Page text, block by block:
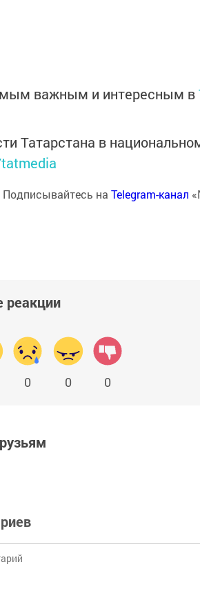
важным и интересным в
Татарстана в
Подписывайтесь на Telegram-канал
реакции
0 0 0